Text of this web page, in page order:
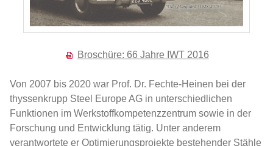
Broschüre: 66 Jahre IWT 2016
Von 2007 bis 2020 war Prof. Dr. Fechte-Heinen bei der
thyssenkrupp Steel Europe AG in unterschiedlichen
Funktionen im Werkstoffkompetenzzentrum sowie in der
Forschung und Entwicklung tätig. Unter anderem
verantwortete er Optimierungsprojekte bestehender Stähle